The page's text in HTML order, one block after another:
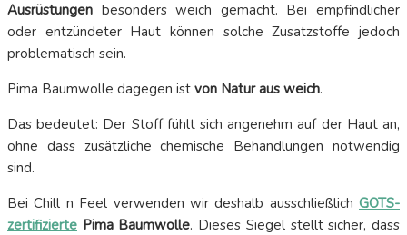
Ausrüstungen besonders weich gemacht. Bei empfindlicher
oder entzündeter Haut können solche Zusatzstoffe jedoch
problematisch sein.
Pima Baumwolle dagegen ist von Natur aus weich.
Das bedeutet: Der Stoff fühlt sich angenehm auf der Haut an,
ohne dass zusätzliche chemische Behandlungen notwendig
sind.
Bei Chill n Feel verwenden wir deshalb ausschließlich GOTS-
zertifizierte Pima Baumwolle. Dieses Siegel stellt sicher, dass